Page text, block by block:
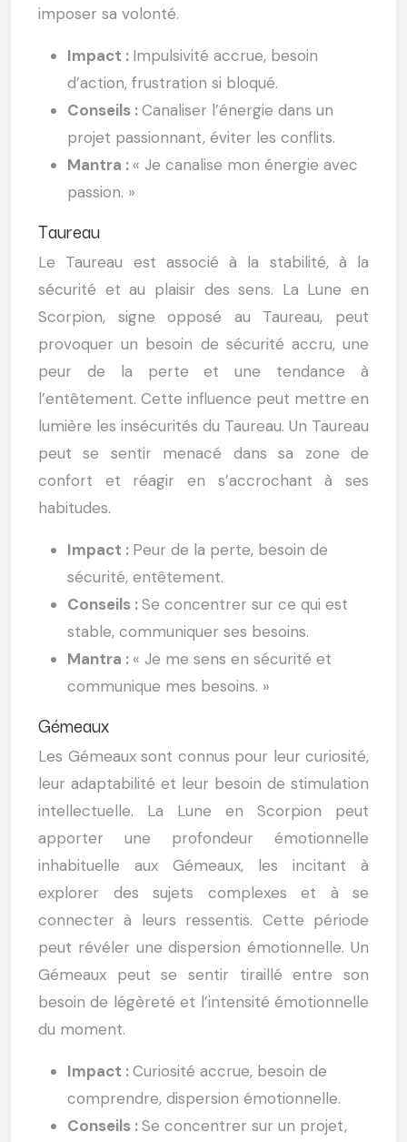
imposer sa volonté.
Impact : Impulsivité accrue, besoin
d’action, frustration si bloqué.
Conseils :Canaliser l’énergie dans un
projet passionnant, éviter les conflits.
Mantra : « Je canalise mon énergie avec
passion. »
Taureau
Le Taureau est associé à la stabilité, à la
sécurité et au plaisir des sens. La Lune en
Scorpion, signe opposé au Taureau, peut
provoquer un besoin de sécurité accru, une
peur de la perte et une tendance à
l’entêtement. Cette influence peut mettre en
lumière les insécurités du Taureau. Un Taureau
peut se sentir menacé dans sa zone de
confort et réagir en s’accrochant à ses
habitudes.
Impact : Peur de la perte, besoin de
sécurité, entêtement.
Conseils :Se concentrer sur ce qui est
stable, communiquer ses besoins.
Mantra : « Je me sens en sécurité et
communique mes besoins. »
Gémeaux
Les Gémeaux sont connus pour leur curiosité,
leur adaptabilité et leur besoin de stimulation
intellectuelle. La Lune en Scorpion peut
apporter une profondeur émotionnelle
inhabituelle aux Gémeaux, les incitant à
explorer des sujets complexes et à se
connecter à leurs ressentis. Cette période
peut révéler une dispersion émotionnelle. Un
Gémeaux peut se sentir tiraillé entre son
besoin de légèreté et l’intensité émotionnelle
du moment.
Impact :Curiosité accrue, besoin de
comprendre, dispersion émotionnelle.
Conseils :Se concentrer sur un projet,